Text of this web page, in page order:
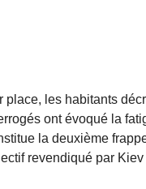
place, les habitants
ont évoqué la
la deuxième
revendiqué par